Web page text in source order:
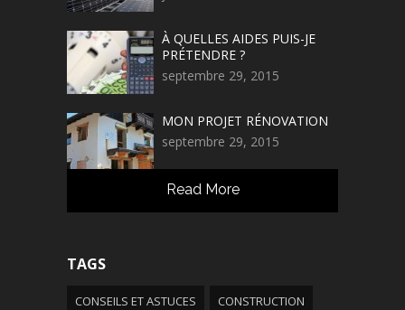
À QUELLES AIDES PUIS-JE
PRÉTENDRE ?
septembre 29, 2015
MON PROJET RÉNOVATION
septembre 29, 2015
Read More
TAGS
CONSEILS ET ASTUCES CONSTRUCTION